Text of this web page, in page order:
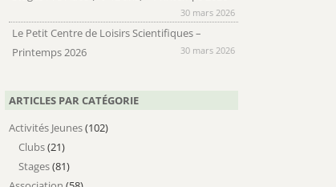
30 mars 2026
Le Petit Centre de Loisirs Scientifiques –
Printemps 2026
30 mars 2026
ARTICLES PAR CATÉGORIE
Activités Jeunes(102)
Clubs(21)
Stages(81)